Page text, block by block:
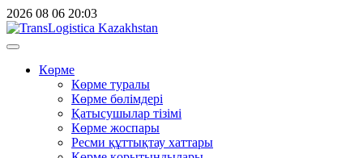
2026 08 06 20:03
Көрме
Көрме туралы
Көрме бөлімдері
Қатысушылар тізімі
Көрме жоспары
Ресми құттықтау хаттары